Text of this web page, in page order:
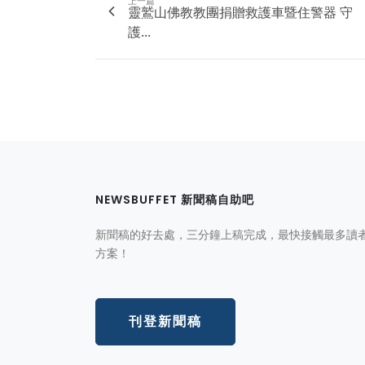
靈鷲山佛教教團捐贈救護車暨住警器 守
護...
NEWSBUFFET 新聞稿自助吧
新聞稿的好去處，三分鐘上稿完成，最快接觸最多讀
方案！
刊登新聞稿